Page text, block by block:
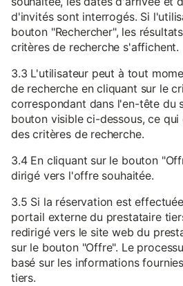
d'invités sont interrogés. Si
bouton "Rechercher", les
critères de recherche s'affichent.
3.3 L'utilisateur peut à tout
de recherche en cliquant sur le
correspondant dans l'en-tête du
bouton visible ci-dessous, ce
des critères de recherche.
3.4 En cliquant sur le bouton
dirigé vers l'offre souhaitée.
3.5 Si la réservation est
portail externe du prestataire
redirigé vers le site web du
sur le bouton "Offre". Le
basé sur les informations
tiers.